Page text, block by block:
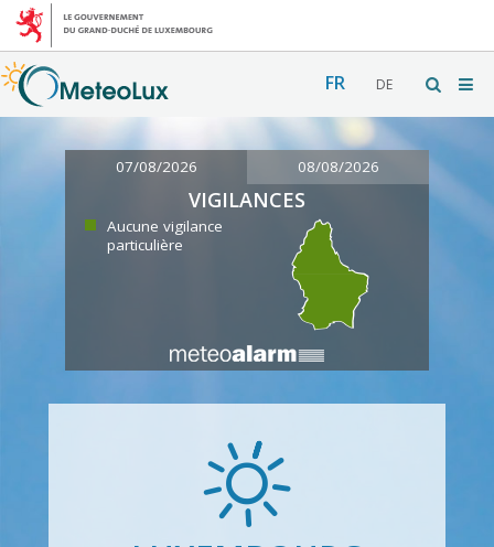
FR DE
07/08/2026 08/08/2026
VIGILANCES
Aucune vigilance
particulière